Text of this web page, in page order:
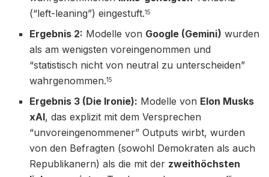
(“left-leaning”) eingestuft.15
Ergebnis 2: Modelle von Google (Gemini) wurden
als am wenigsten voreingenommen und
“statistisch nicht von neutral zu unterscheiden”
wahrgenommen.15
Ergebnis 3 (Die Ironie): Modelle von Elon Musks
xAI, das explizit mit dem Versprechen
“unvoreingenommener” Outputs wirbt, wurden
von den Befragten (sowohl Demokraten als auch
Republikanern) als die mit der zweithöchsten